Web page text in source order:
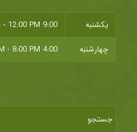
یکشنبه 9:00 AM - 12:00 PM
چهارشنبه
4:00 PM - 8:00 PM